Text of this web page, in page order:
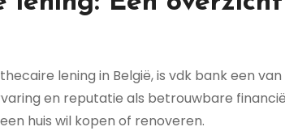
lening in België, is vdk bank een
en reputatie als betrouwbare
huis wil kopen of renoveren.